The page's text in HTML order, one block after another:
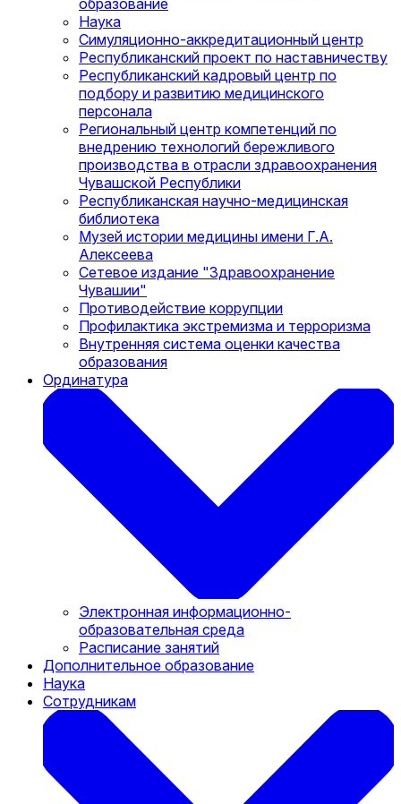
образование
Наука
Симуляционно-аккредитационный центр
Республиканский проект по наставничеству
Республиканский кадровый центр по
подбору и развитию медицинского
персонала
Региональный центр компетенций по
внедрению технологий бережливого
производства в отрасли здравоохранения
Чувашской Республики
Республиканская научно-медицинская
библиотека
Музей истории медицины имени Г.А.
Алексеева
Сетевое издание "Здравоохранение
Чувашии"
Противодействие коррупции
Профилактика экстремизма и терроризма
Внутренняя система оценки качества
образования
Ординатура
Электронная информационно-
образовательная среда
Расписание занятий
Дополнительное образование
Наука
Сотрудникам